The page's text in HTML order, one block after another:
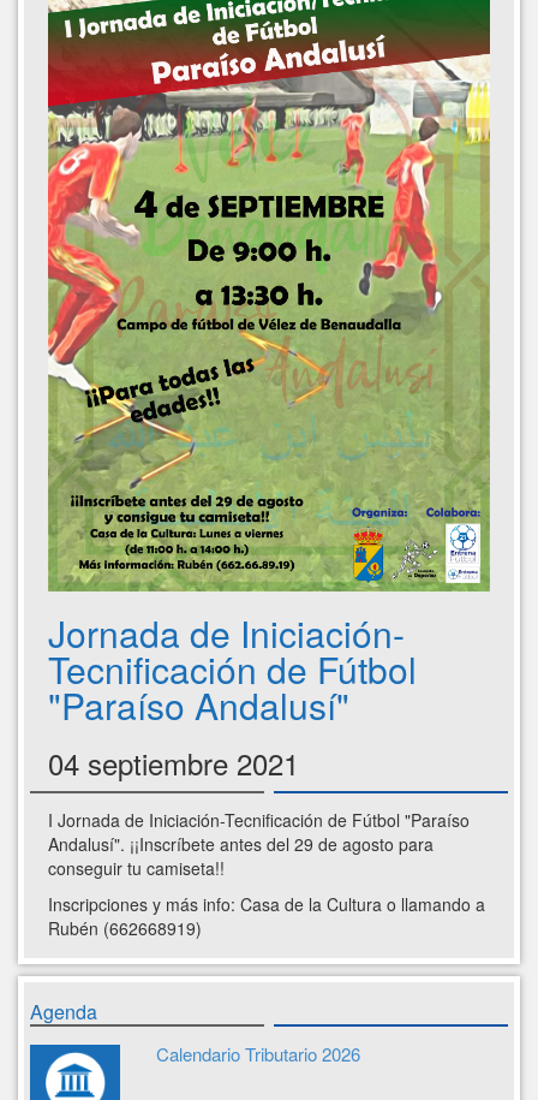
Jornada de Iniciación-
Tecnificación de Fútbol
"Paraíso Andalusí"
04 septiembre 2021
I Jornada de Iniciación-Tecnificación de Fútbol "Paraíso
Andalusí". ¡¡Inscríbete antes del 29 de agosto para
conseguir tu camiseta!!
Inscripciones y más info: Casa de la Cultura o llamando a
Rubén (662668919)
Agenda
Calendario Tributario 2026